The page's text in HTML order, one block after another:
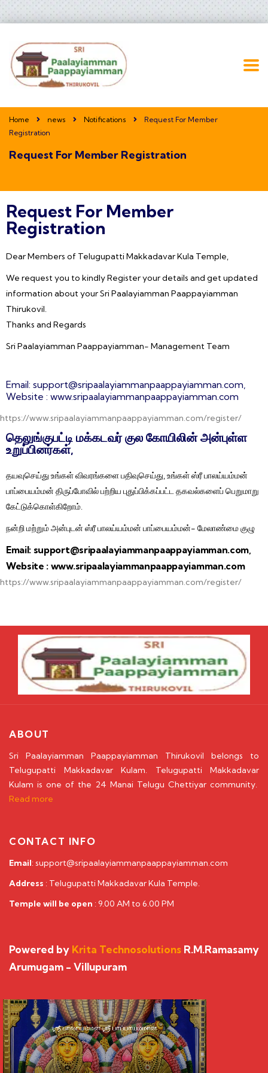
Home news Notifications
Request For Member
Registration
Request For Member Registration
Request For Member
Registration
Dear Members of Telugupatti Makkadavar Kula Temple,
We request you to kindly Register your details and get updated
information about your Sri Paalayiamman Paappayiamman
Thirukovil.
Thanks and Regards
Sri Paalayiamman Paappayiamman- Management Team
Email: support@sripaalayiammanpaappayiamman.com,
Website : www.sripaalayiammanpaappayiamman.com
https://www.sripaalayiammanpaappayiamman.com/register/
தெலுங்குபட்டி மக்கடவர் குல கோயிலின் அன்புள்ள
உறுப்பினர்கள்,
தயவுசெய்து உங்கள் விவரங்களை பதிவுசெய்து, உங்கள் ஸ்ரீ பாலய்யம்மன்
பாப்பையம்மன் திருப்போவில் பற்றிய புதுப்பிக்கப்பட்ட தகவல்களைப் பெறுமாறு
கேட்டுக்கொள்கிறோம்.
நன்றி மற்றும் அன்புடன் ஸ்ரீ பாலய்யம்மன் பாப்பையம்மன்- மேலாண்மை குழு
Email: support@sripaalayiammanpaappayiamman.com,
Website : www.sripaalayiammanpaappayiamman.com
https://www.sripaalayiammanpaappayiamman.com/register/
ABOUT
Sri Paalayiamman Paappayiamman Thirukovil belongs to
Telugupatti Makkadavar Kulam. Telugupatti Makkadavar
Kulam is one of the 24 Manai Telugu Chettiyar community.
Read more
CONTACT INFO
Email: support@sripaalayiammanpaappayiamman.com
Address : Telugupatti Makkadavar Kula Temple.
Temple will be open : 9.00 AM to 6.00 PM
Powered by Krita Technosolutions R.M.Ramasamy
Arumugam - Villupuram